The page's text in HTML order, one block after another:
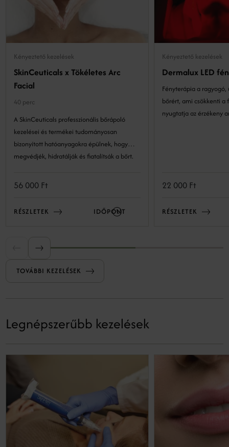
Kényeztető kezelések
SkinCeuticals x Tökéletes Arc
Facial
40 perc
A SkinCeuticals professzionális bőrápoló
kezelései és termékei tudományosan
bizonyított hatóanyagokra épülnek, hogy
megvédjék, hidratálják és fiatalítsák a bőrt.
egységesíteni a tónust és visszaadni a bőr
56 000 Ft
RÉSZLETEK IDŐPONT
Kényeztető kezelések
Dermalux LED
Fényterápia a ragyogó,
bőrért, ami csökkenti a
nyugtatja az érzékeny
22 000 Ft
RÉSZLETEK
TOVÁBBI KEZELÉSEK
Legnépszerűbb kezelések